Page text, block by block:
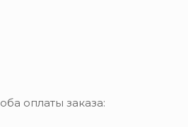
оплаты заказа: